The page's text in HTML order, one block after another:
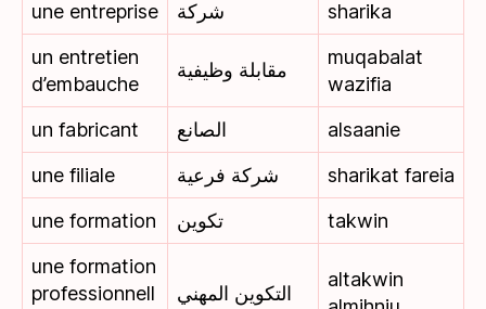
une entreprise شركة
sharika
un entretien
d’embauche
مقابلة وظيفية
muqabalat
wazifia
un fabricant
الصانع
alsaanie
une filiale
شركة فرعية
sharikat fareia
une formation
تكوين
takwin
une formation
professionnell
التكوين المهني
altakwin